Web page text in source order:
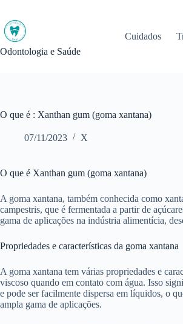
conteúdo
Odontologia e Saúde
Cuidados
O que é : Xanthan gum (goma xantana)
07/11/2023 X
O que é Xanthan gum (goma xantana)
A goma xantana, também conhecida como
campestris, que é fermentada a partir de
gama de aplicações na indústria alimentícia,
Propriedades e características da goma xantana
A goma xantana tem várias propriedades e
viscoso quando em contato com água. Isso
e pode ser facilmente dispersa em líquidos, o
ampla gama de aplicações.